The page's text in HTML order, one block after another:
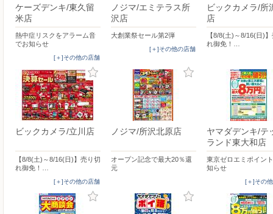
ケーズデンキ/東久留
米店
熱中症リスクをアラーム音
でお知らせ
[＋]その他の店舗
ノジマ/エミテラス所
沢店
大創業祭セール第2弾
[＋]その他の店舗
ビックカメラ/所
店
【8/8(土)～8/16(日)
れ御免！…
ビックカメラ/立川店
【8/8(土)～8/16(日)】売り切
れ御免！…
[＋]その他の店舗
ノジマ/所沢北原店
オープン記念で最大20％還
元
ヤマダデンキ/テ
ランド東大和店
東京ゼロエミポイン
知らせ
[＋]その